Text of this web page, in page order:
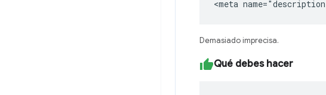
<meta
Demasiado imprecisa.
Qué debes hacer